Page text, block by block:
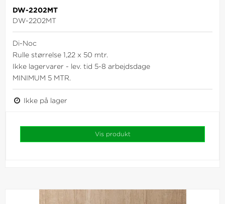
DW-2202MT
DW-2202MT
Di-Noc
Rulle størrelse 1,22 x 50 mtr.
Ikke lagervarer - lev. tid 5-8 arbejdsdage
MINIMUM 5 MTR.
Ikke på lager
Vis produkt